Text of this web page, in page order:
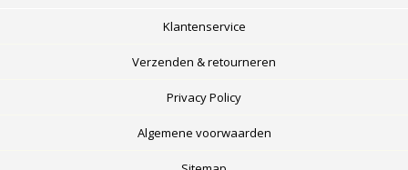
Klantenservice
Verzenden & retourneren
Privacy Policy
Algemene voorwaarden